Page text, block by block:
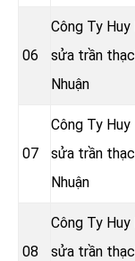
06
Công Ty
sửa trần
Nhuận
07
Công Ty
sửa trần
Nhuận
08
Công Ty
sửa trần